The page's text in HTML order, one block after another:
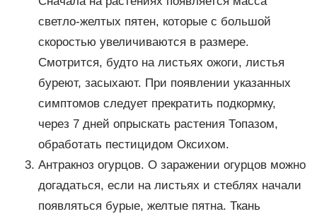
светло-желтых пятен, которые с большой
скоростью увеличиваются в размере.
Смотрится, будто на листьях ожоги, листья
буреют, засыхают. При появлении указанных
симптомов следует прекратить подкормку,
через 7 дней опрыскать растения Топазом,
обработать пестицидом Оксихом.
Антракноз огурцов. О заражении огурцов можно
догадаться, если на листьях и стеблях начали
появляться бурые, желтые пятна. Ткань